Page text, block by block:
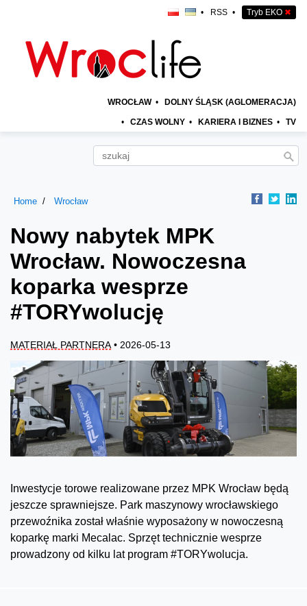
• RSS • Tryb EKO ✖
WROCŁAW • DOLNY ŚLĄSK (AGLOMERACJA)
• CZAS WOLNY • KARIERA I BIZNES • TV
Home Wrocław
Nowy nabytek MPK
Wrocław. Nowoczesna
koparka wesprze
#TORYwolucję
MATERIAŁ PARTNERA• 2026-05-13
Inwestycje torowe realizowane przez MPK Wrocław będą
jeszcze sprawniejsze. Park maszynowy wrocławskiego
przewoźnika został właśnie wyposażony w nowoczesną
koparkę marki Mecalac. Sprzęt technicznie wesprze
prowadzony od kilku lat program #TORYwolucja.